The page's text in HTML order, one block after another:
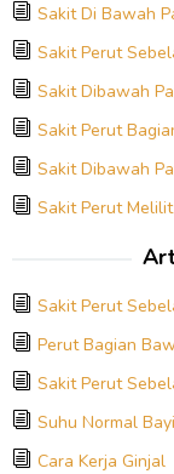
Sakit Di Bawah
Sakit Perut
Sakit Dibawah
Sakit Perut
Sakit Dibawah
Sakit Perut
Sakit Perut
Perut Bagian
Sakit Perut
Suhu Normal Bayi
Cara Kerja Ginjal